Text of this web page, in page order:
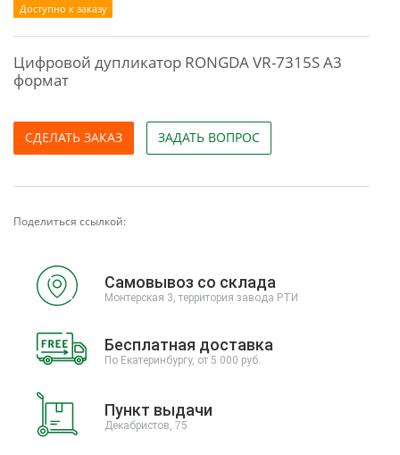
Доступно к заказу
Цифровой дупликатор RONGDA VR-7315S А3
формат
СДЕЛАТЬ ЗАКАЗ ЗАДАТЬ ВОПРОС
Поделиться ссылкой:
Самовывоз со склада
Монтерская 3, территория завода РТИ
Бесплатная доставка
По Екатеринбургу, от 5 000 руб.
Пункт выдачи
Декабристов, 75